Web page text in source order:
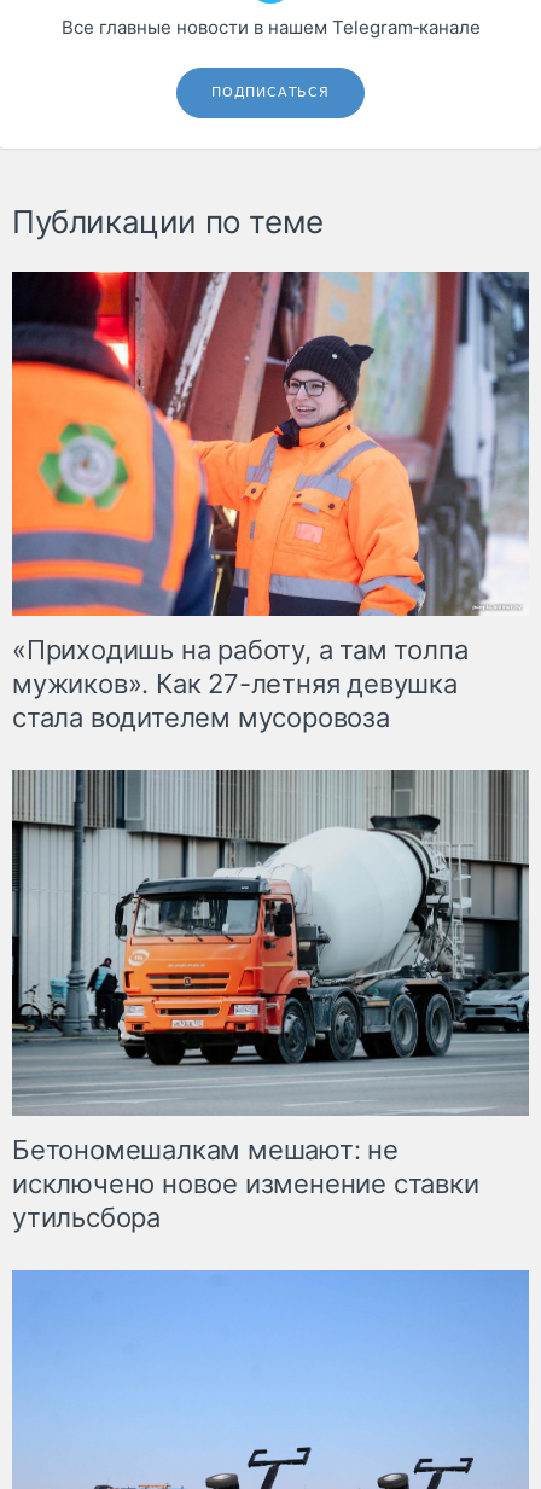
Все главные новости в нашем Telegram‑канале
ПОДПИСАТЬСЯ
Публикации по теме
«Приходишь на работу, а там толпа
мужиков». Как 27-летняя девушка
стала водителем мусоровоза
Бетономешалкам мешают: не
исключено новое изменение ставки
утильсбора